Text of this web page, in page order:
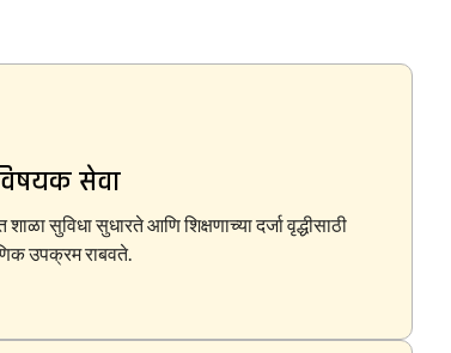
सेवा
शाळा सुविधा सुधारते आणि शिक्षणाच्या दर्जा वृद्धीसाठी
उपक्रम राबवते.